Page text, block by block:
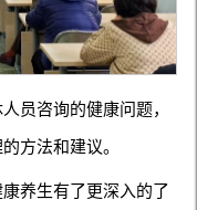
员咨询的健康问题，
方法和建议。
养生有了更深入的了